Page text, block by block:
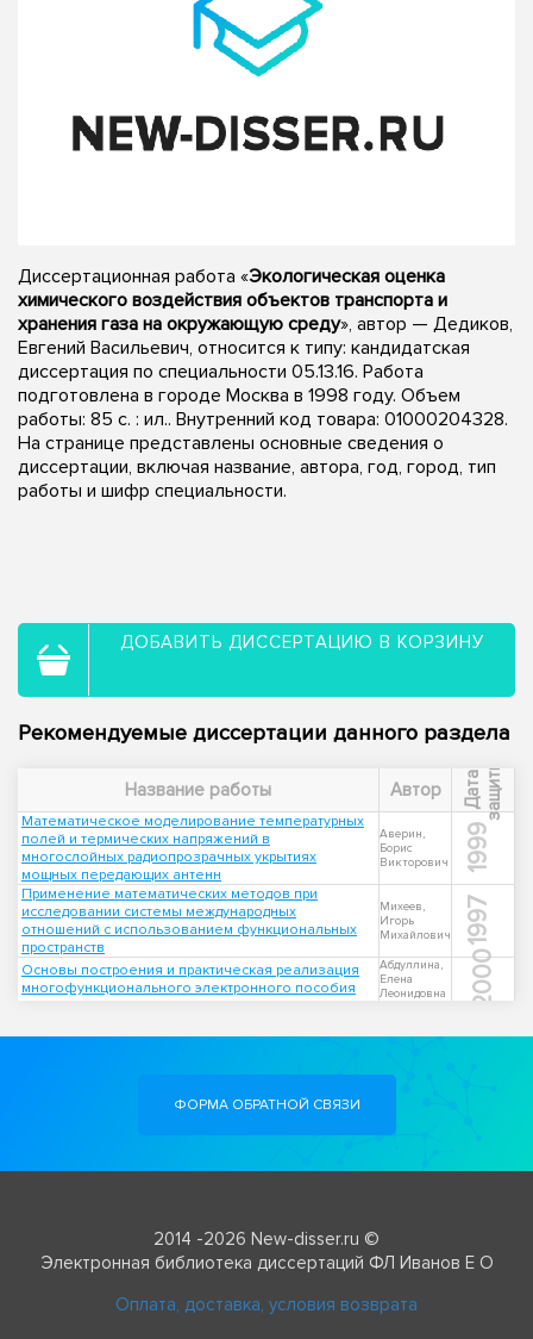
Диссертационная работа «Экологическая оценка
химического воздействия объектов транспорта и
хранения газа на окружающую среду», автор — Дедиков,
Евгений Васильевич, относится к типу: кандидатская
диссертация по специальности 05.13.16. Работа
подготовлена в городе Москва в 1998 году. Объем
работы: 85 с. : ил.. Внутренний код товара: 01000204328.
На странице представлены основные сведения о
диссертации, включая название, автора, год, город, тип
работы и шифр специальности.
ДОБАВИТЬ ДИССЕРТАЦИЮ В КОРЗИНУ
Рекомендуемые диссертации данного раздела
Название работы Автор Д
а
т
а
з
а
щ
и
т ы
Математическое моделирование температурных
полей и термических напряжений в
многослойных радиопрозрачных укрытиях
мощных передающих антенн
Аверин,
Борис
Викторович
1999
Применение математических методов при
исследовании системы международных
отношений с использованием функциональных
пространств
Михеев,
Игорь
Михайлович
1997
Основы построения и практическая реализация
многофункционального электронного пособия
Абдуллина,
Елена
Леонидовна
2000
ФОРМА ОБРАТНОЙ СВЯЗИ
2014 -2026 New-disser.ru ©
Электронная библиотека диссертаций ФЛ Иванов Е О
Оплата, доставка, условия возврата